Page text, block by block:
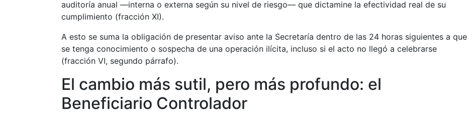
auditoría anual —interna o externa según su nivel de riesgo— que dictamine la efectividad real de su
cumplimiento (fracción XI).
A esto se suma la obligación de presentar aviso ante la Secretaría dentro de las 24 horas siguientes a que
se tenga conocimiento o sospecha de una operación ilícita, incluso si el acto no llegó a celebrarse
(fracción VI, segundo párrafo).
El cambio más sutil, pero más profundo: el
Beneficiario Controlador